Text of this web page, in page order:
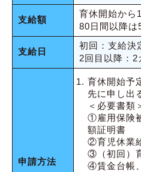
支給額
育休開始から
80日間以降は
支給日
初回：支給決
2回目以降：2
申請方法
育休開始予
先に申し出
＜必要書類
①雇用保険
額証明書
②育児休業
③（初回）
④賃金台帳